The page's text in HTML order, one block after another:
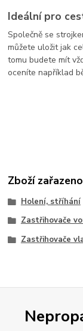
Ideální pro
Společně se
můžete uložit jak
tomu budete mít
oceníte například
Zboží
Holení, stříhání
Zastřihovače
Zastřihovače